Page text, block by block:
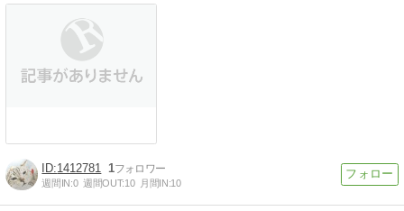
1412781 1
週間IN:0 週間OUT:10 月間IN:10